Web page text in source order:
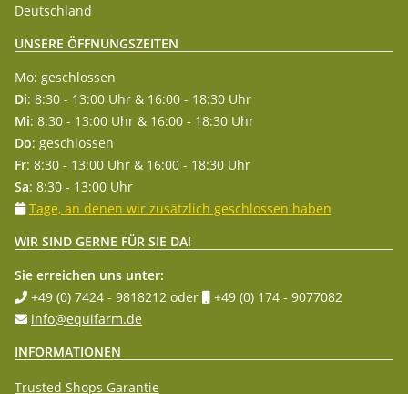
Deutschland
UNSERE ÖFFNUNGSZEITEN
Mo: geschlossen
Di: 8:30 - 13:00 Uhr & 16:00 - 18:30 Uhr
Mi: 8:30 - 13:00 Uhr & 16:00 - 18:30 Uhr
Do: geschlossen
Fr: 8:30 - 13:00 Uhr & 16:00 - 18:30 Uhr
Sa: 8:30 - 13:00 Uhr
Tage, an denen wir zusätzlich geschlossen haben
WIR SIND GERNE FÜR SIE DA!
Sie erreichen uns unter:
+49 (0) 7424 - 9818212 oder
+49 (0) 174 - 9077082
info@equifarm.de
INFORMATIONEN
Trusted Shops Garantie